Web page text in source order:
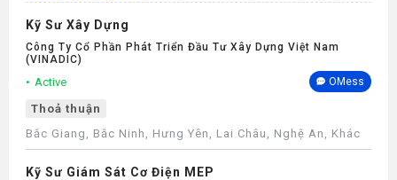
Kỹ Sư Xây Dựng
Công Ty Cổ Phần Phát Triển Đầu Tư Xây Dựng Việt Nam
(VINADIC)
Active OMess
Thoả thuận
Bắc Giang, Bắc Ninh, Hưng Yên, Lai Châu, Nghệ An, Khác
Kỹ Sư Giám Sát Cơ Điện MEP